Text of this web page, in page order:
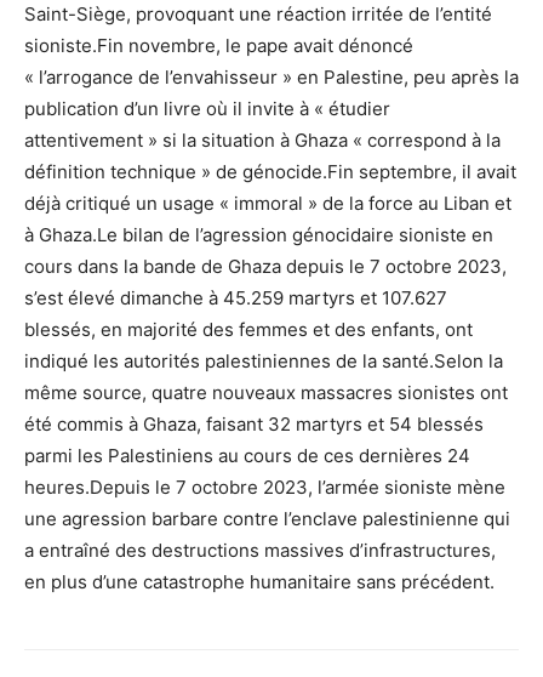
Saint-Siège, provoquant une réaction irritée de l’entité
sioniste.Fin novembre, le pape avait dénoncé
« l’arrogance de l’envahisseur » en Palestine, peu après la
publication d’un livre où il invite à « étudier
attentivement » si la situation à Ghaza « correspond à la
définition technique » de génocide.Fin septembre, il avait
déjà critiqué un usage « immoral » de la force au Liban et
à Ghaza.Le bilan de l’agression génocidaire sioniste en
cours dans la bande de Ghaza depuis le 7 octobre 2023,
s’est élevé dimanche à 45.259 martyrs et 107.627
blessés, en majorité des femmes et des enfants, ont
indiqué les autorités palestiniennes de la santé.Selon la
même source, quatre nouveaux massacres sionistes ont
été commis à Ghaza, faisant 32 martyrs et 54 blessés
parmi les Palestiniens au cours de ces dernières 24
heures.Depuis le 7 octobre 2023, l’armée sioniste mène
une agression barbare contre l’enclave palestinienne qui
a entraîné des destructions massives d’infrastructures,
en plus d’une catastrophe humanitaire sans précédent.